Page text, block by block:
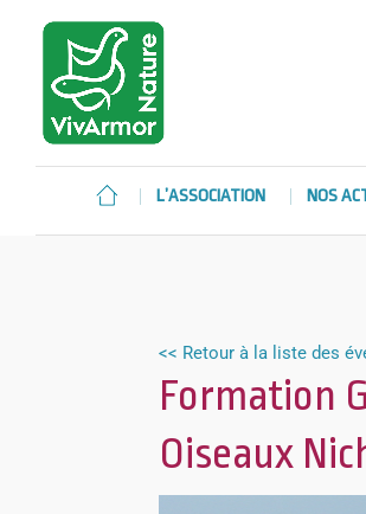
L’ASSOCIATION NOS
<< Retour à la liste des
Formation
Oiseaux